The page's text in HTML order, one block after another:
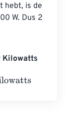
hebt, is de
W. Dus 2
Kilowatts